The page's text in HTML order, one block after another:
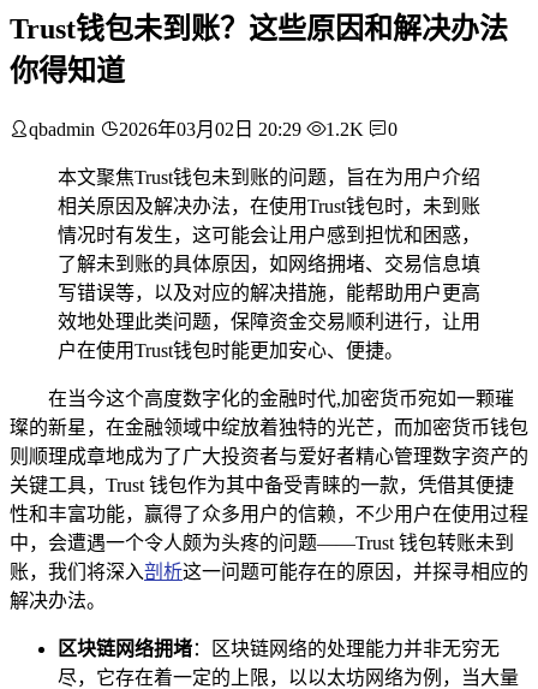
Trust钱包未到账？这些原因和解决办法
你得知道
qbadmin 2026年03月02日 20:29 1.2K 0
本文聚焦Trust钱包未到账的问题，旨在为用户介绍
相关原因及解决办法，在使用Trust钱包时，未到账
情况时有发生，这可能会让用户感到担忧和困惑，
了解未到账的具体原因，如网络拥堵、交易信息填
写错误等，以及对应的解决措施，能帮助用户更高
效地处理此类问题，保障资金交易顺利进行，让用
户在使用Trust钱包时能更加安心、便捷。
在当今这个高度数字化的金融时代,加密货币宛如一颗璀
璨的新星，在金融领域中绽放着独特的光芒，而加密货币钱包
则顺理成章地成为了广大投资者与爱好者精心管理数字资产的
关键工具，Trust 钱包作为其中备受青睐的一款，凭借其便捷
性和丰富功能，赢得了众多用户的信赖，不少用户在使用过程
中，会遭遇一个令人颇为头疼的问题——Trust 钱包转账未到
账，我们将深入剖析这一问题可能存在的原因，并探寻相应的
解决办法。
区块链网络拥堵：区块链网络的处理能力并非无穷无
尽，它存在着一定的上限，以以太坊网络为例，当大量